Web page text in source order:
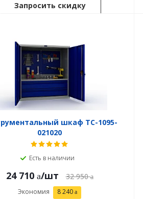
Запросить скидку
шкаф TC-1095-
021020
Есть в наличии
24 710 /шт 32 950
Экономия 8 240